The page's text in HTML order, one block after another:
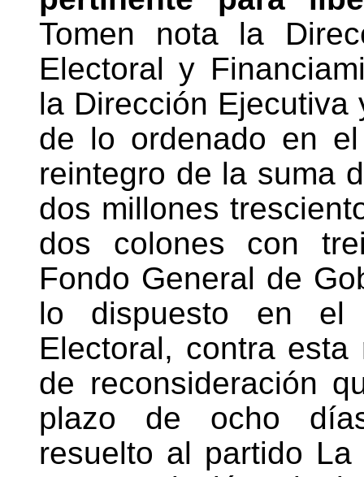
Tomen nota la
Electoral y
la Dirección
de lo ordenado en
reintegro de la suma
dos millones
dos colones con
Fondo General de
lo dispuesto en el
Electoral, contra
de reconsideración
plazo de ocho
resuelto al partido